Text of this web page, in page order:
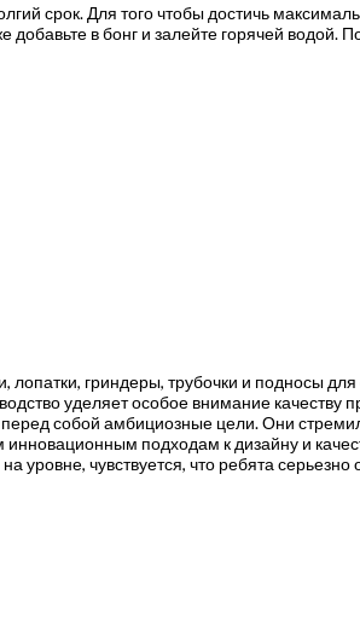
срок. Для того чтобы достичь
в бонг и залейте горячей водой.
лопатки, гриндеры, трубочки и подносы
уделяет особое внимание качеству
собой амбициозные цели. Они
подходам к дизайну и
уровне, чувствуется, что ребята